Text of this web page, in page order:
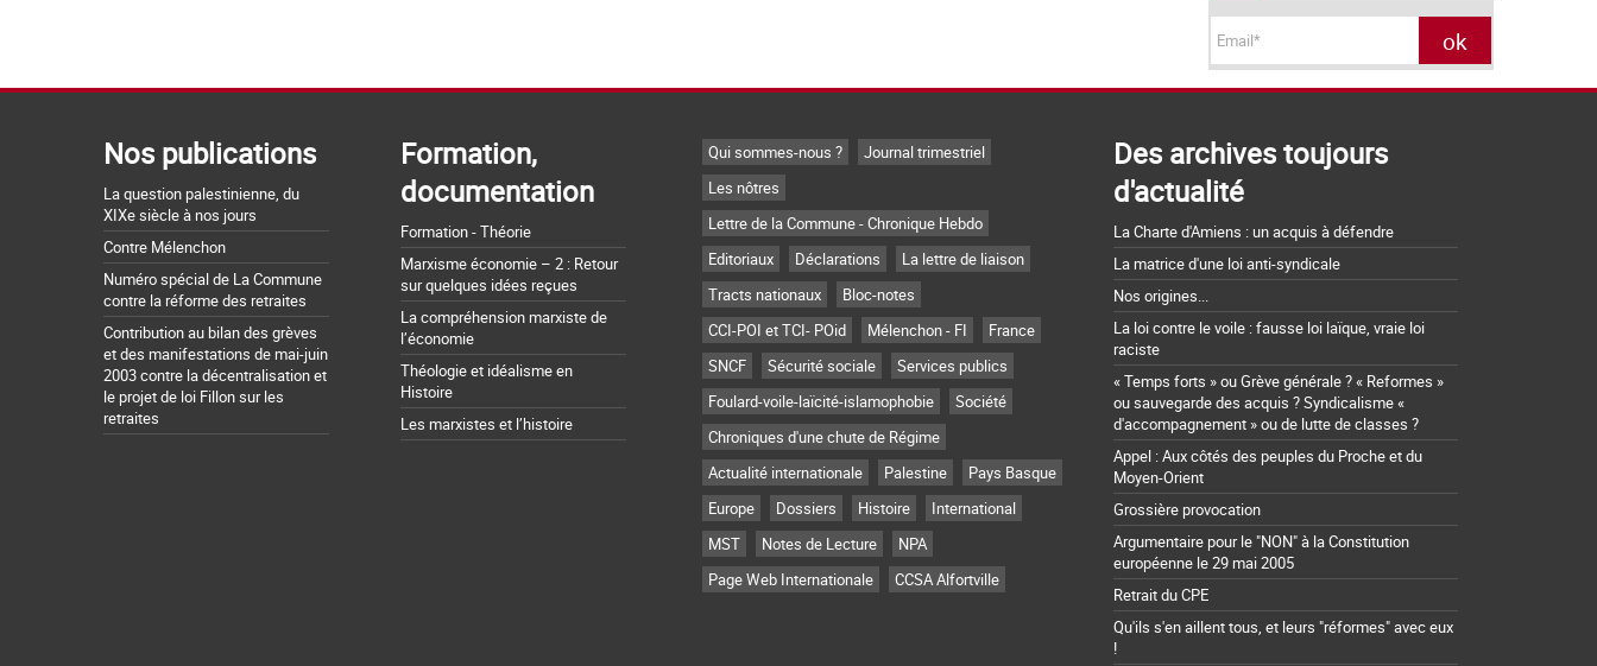
Nos publications
La question palestinienne, du
XIXe siècle à nos jours
Contre Mélenchon
Numéro spécial de La Commune
contre la réforme des retraites
Contribution au bilan des grèves
et des manifestations de mai-juin
2003 contre la décentralisation et
le projet de loi Fillon sur les
retraites
Formation,
documentation
Formation - Théorie
Marxisme économie – 2 : Retour
sur quelques idées reçues
La compréhension marxiste de
l’économie
Théologie et idéalisme en
Histoire
Les marxistes et l’histoire
Qui sommes-nous ?
Journal trimestriel
Les nôtres
Lettre de la Commune - Chronique Hebdo
Editoriaux
Déclarations
La lettre de liaison
Tracts nationaux
Bloc-notes
CCI-POI et TCI- POid
Mélenchon - FI
France
SNCF
Sécurité sociale
Services publics
Foulard-voile-laïcité-islamophobie
Société
Chroniques d'une chute de Régime
Actualité internationale
Palestine
Pays Basque
Europe
Dossiers Histoire
International
MST
Notes de Lecture
NPA
Page Web Internationale
CCSA Alfortville
Des archives toujours
d'actualité
La Charte d'Amiens : un acquis à défendre
La matrice d'une loi anti-syndicale
Nos origines...
La loi contre le voile : fausse loi laïque, vraie loi
raciste
« Temps forts » ou Grève générale ? « Reformes »
ou sauvegarde des acquis ? Syndicalisme «
d'accompagnement » ou de lutte de classes ?
Appel : Aux côtés des peuples du Proche et du
Moyen-Orient
Grossière provocation
Argumentaire pour le "NON" à la Constitution
européenne le 29 mai 2005
Retrait du CPE
Qu'ils s'en aillent tous, et leurs "réformes" avec eux
!